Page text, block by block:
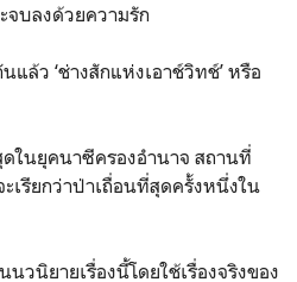
จบลงด้วยความรัก
ล้ว ‘ช่างสักแห่งเอาช์วิทช์’ หรือ
ในยุคนาซีครองอำนาจ สถานที่
เรียกว่าป่าเถื่อนที่สุดครั้งหนึ่งใน
วนิยายเรื่องนี้โดยใช้เรื่องจริงของ